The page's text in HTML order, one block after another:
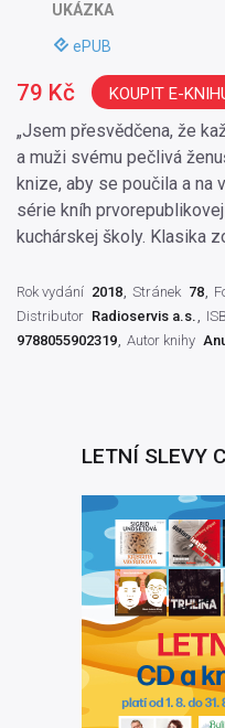
UKÁZKA
ePUB
„Jsem přesvědčena, že
a muži svému pečlivá
knize, aby se poučila a na
série kníh
kuchárskej školy. Klasika
79 Kč KOUPIT E-
Rok vydání 2018 Stránek 78
Distributor Radioservis a.s.
9788055902319 Autor knihy
LETNÍ SLEVY